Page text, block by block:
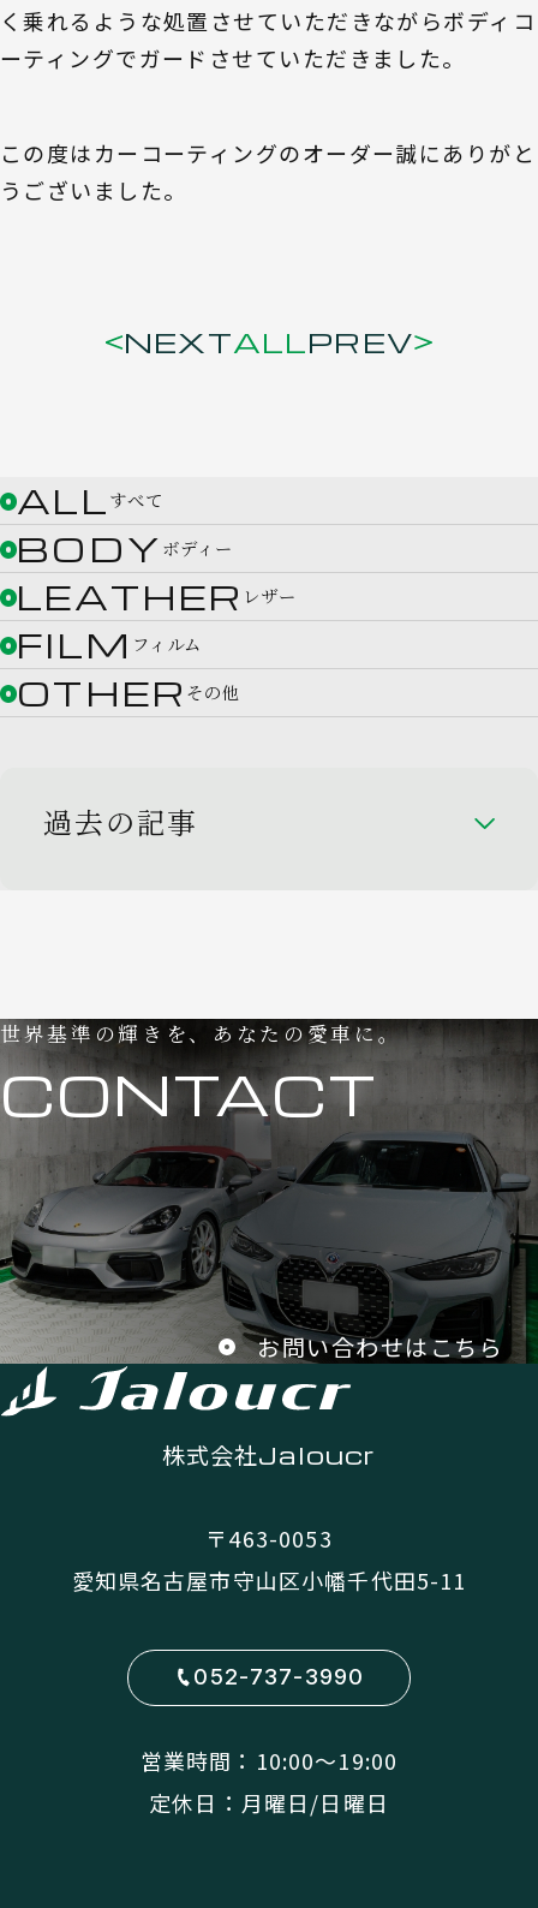
く乗れるような処置させていただきながらボディコ
ーティングでガードさせていただきました。
この度はカーコーティングのオーダー誠にありがと
うございました。
NEXTALLPREV
ALL すべて
BODY ボディー
LEATHER レザー
FILM フィルム
OTHER その他
過去の記事
世界基準の輝きを、あなたの愛車に。
CONTACT
お問い合わせはこちら
株式会社Jaloucr
〒463-0053
愛知県名古屋市守山区小幡千代田5-11
052-737-3990
営業時間：10:00〜19:00
定休日：月曜日/日曜日